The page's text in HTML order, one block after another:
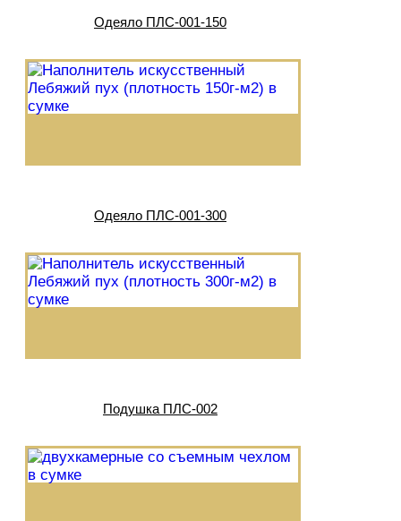
Одеяло ПЛС-001-150
Одеяло ПЛС-001-300
Подушка ПЛС-002